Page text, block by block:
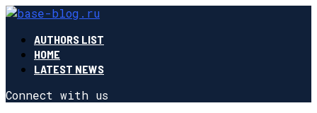
AUTHORS LIST
HOME
LATEST NEWS
Connect with us